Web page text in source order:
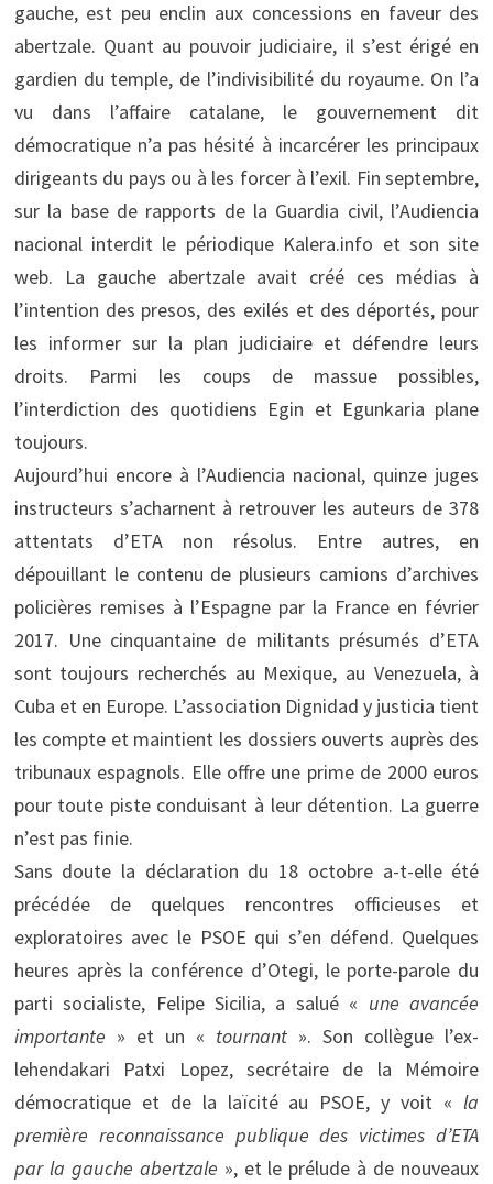
gauche, est peu enclin aux concessions en faveur des
abertzale. Quant au pouvoir judiciaire, il s’est érigé en
gardien du temple, de l’indivisibilité du royaume. On l’a
vu dans l’affaire catalane, le gouvernement dit
démocratique n’a pas hésité à incarcérer les principaux
dirigeants du pays ou à les forcer à l’exil. Fin septembre,
sur la base de rapports de la Guardia civil, l’Audiencia
nacional interdit le périodique Kalera.info et son site
web. La gauche abertzale avait créé ces médias à
l’intention des presos, des exilés et des déportés, pour
les informer sur la plan judiciaire et défendre leurs
droits. Parmi les coups de massue possibles,
l’interdiction des quotidiens Egin et Egunkaria plane
toujours.
Aujourd’hui encore à l’Audiencia nacional, quinze juges
instructeurs s’acharnent à retrouver les auteurs de 378
attentats d’ETA non résolus. Entre autres, en
dépouillant le contenu de plusieurs camions d’archives
policières remises à l’Espagne par la France en février
2017. Une cinquantaine de militants présumés d’ETA
sont toujours recherchés au Mexique, au Venezuela, à
Cuba et en Europe. L’association Dignidad y justicia tient
les compte et maintient les dossiers ouverts auprès des
tribunaux espagnols. Elle offre une prime de 2000 euros
pour toute piste conduisant à leur détention. La guerre
n’est pas finie.
Sans doute la déclaration du 18 octobre a-t-elle été
précédée de quelques rencontres officieuses et
exploratoires avec le PSOE qui s’en défend. Quelques
heures après la conférence d’Otegi, le porte-parole du
parti socialiste, Felipe Sicilia, a salué « une avancée
importante » et un « tournant ». Son collègue l’ex-
lehendakari Patxi Lopez, secrétaire de la Mémoire
démocratique et de la laïcité au PSOE, y voit « la
première reconnaissance publique des victimes d’ETA
par la gauche abertzale », et le prélude à de nouveaux